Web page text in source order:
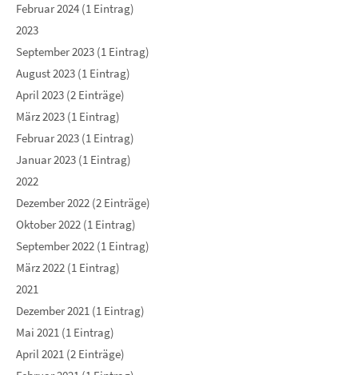
Februar 2024 (1 Eintrag)
2023
September 2023 (1 Eintrag)
August 2023 (1 Eintrag)
April 2023 (2 Einträge)
März 2023 (1 Eintrag)
Februar 2023 (1 Eintrag)
Januar 2023 (1 Eintrag)
2022
Dezember 2022 (2 Einträge)
Oktober 2022 (1 Eintrag)
September 2022 (1 Eintrag)
März 2022 (1 Eintrag)
2021
Dezember 2021 (1 Eintrag)
Mai 2021 (1 Eintrag)
April 2021 (2 Einträge)